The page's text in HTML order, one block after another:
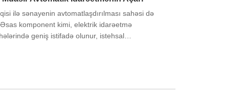
ilə sənayenin avtomatlaşdırılması sahəsi də
komponent kimi, elektrik idarəetmə
geniş istifadə olunur, istehsal
mühüm töhfələr verir.